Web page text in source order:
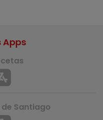
Apps
Santiago